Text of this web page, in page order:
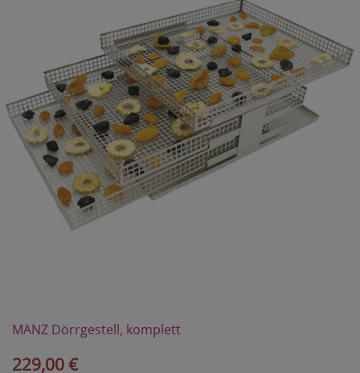
MANZ Dörrgestell, komplett
229,00 €